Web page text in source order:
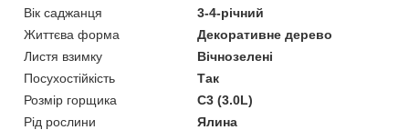
Вік саджанця
3-4-річний
Життєва форма
Декоративне дерево
Листя взимку
Вічнозелені
Посухостійкість
Так
Розмір горщика
C3 (3.0L)
Рід рослини
Ялина